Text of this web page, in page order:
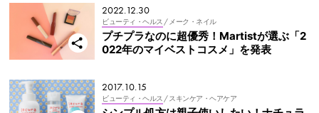
2022.12.30
ビューティ・ヘルス / メーク・ネイル
プチプラなのに超優秀！Martistが選ぶ「2
022年のマイベストコスメ」を発表
2017.10.15
ビューティ・ヘルス / スキンケア・ヘアケア